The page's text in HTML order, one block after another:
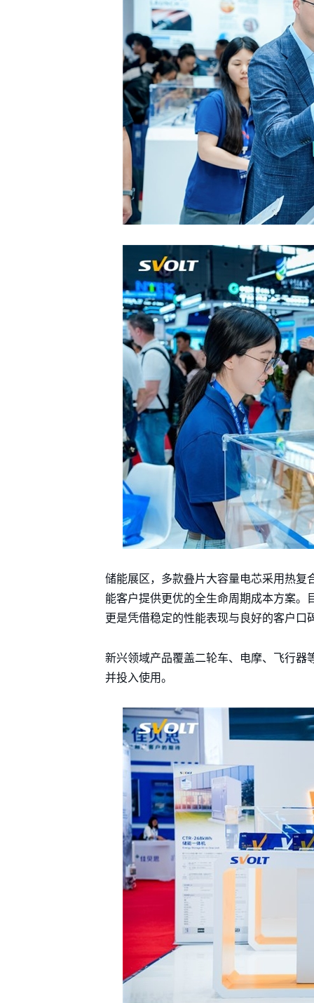
储能展区，多款叠片大容量电芯采用热复
能客户提供更优的全生命周期成本方案。
更是凭借稳定的性能表现与良好的客户口
新兴领域产品覆盖二轮车、电摩、飞行器
并投入使用。